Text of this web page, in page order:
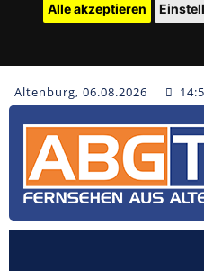
Alle akzeptieren
Altenburg, 06.08.2026